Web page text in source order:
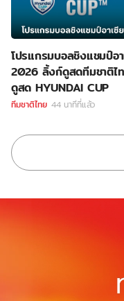
โปรแกรมบอลชิงแชมป์อ
2026 ลิ้งก์ดูสดทีมชาติไ
ดูสด HYUNDAI CUP
ทีมชาติไทย 44 นาทีที่แล้ว